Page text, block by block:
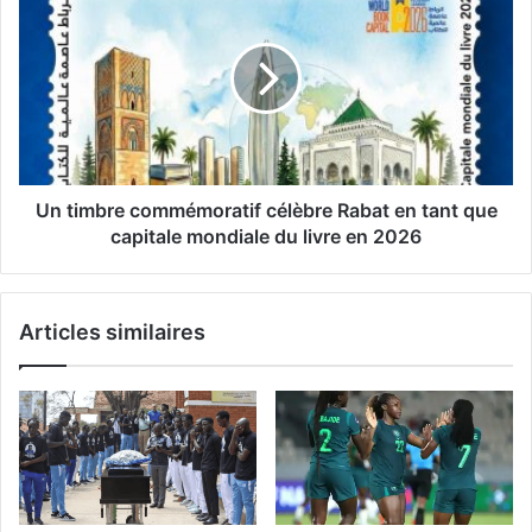
poursuite
d'un
grand
rêve
timbre
commémoratif
célèbre
Rabat
tant
que
capitale
mondiale
Un timbre commémoratif célèbre Rabat en tant que
capitale mondiale du livre en 2026
Articles similaires